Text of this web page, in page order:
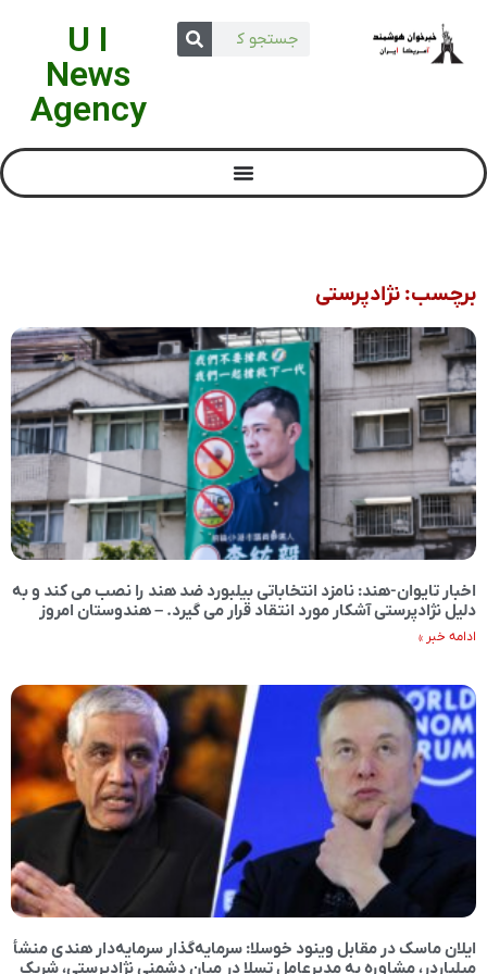
U I
News
Agency
برچسب: نژادپرستی
اخبار تایوان-هند: نامزد انتخاباتی بیلبورد ضد هند را نصب می کند و به
دلیل نژادپرستی آشکار مورد انتقاد قرار می گیرد. – هندوستان امروز
ادامه خبر »
ایلان ماسک در مقابل وینود خوسلا: سرمایه‌گذار سرمایه‌دار هندی منشأ
میلیاردر، مشاوره به مدیرعامل تسلا در میان دشمنی نژادپرستی، شریک